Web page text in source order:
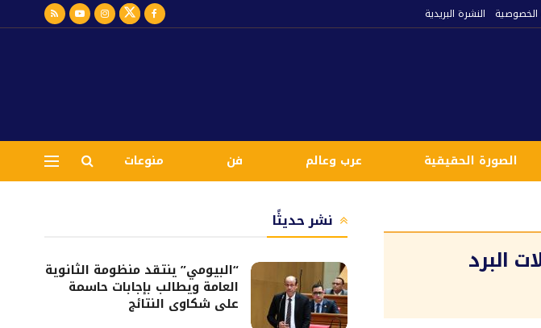
النشرة البريدية
الصورة الحقيقية عرب وعالم فن منوعات
البرد
نشر حديثًا
“البيومي” ينتقد منظومة الثانوية
العامة ويطالب بإجابات حاسمة
على شكاوى النتائج